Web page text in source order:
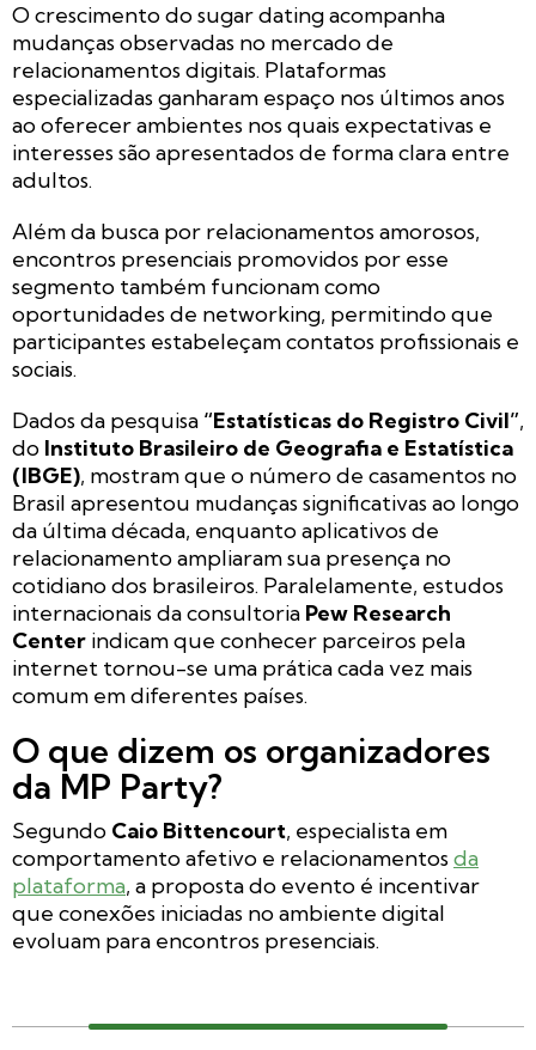
O crescimento do sugar dating acompanha
mudanças observadas no mercado de
relacionamentos digitais. Plataformas
especializadas ganharam espaço nos últimos anos
ao oferecer ambientes nos quais expectativas e
interesses são apresentados de forma clara entre
adultos.
Além da busca por relacionamentos amorosos,
encontros presenciais promovidos por esse
segmento também funcionam como
oportunidades de networking, permitindo que
participantes estabeleçam contatos profissionais e
sociais.
Dados da pesquisa “Estatísticas do Registro Civil”,
do Instituto Brasileiro de Geografia e Estatística
(IBGE), mostram que o número de casamentos no
Brasil apresentou mudanças significativas ao longo
da última década, enquanto aplicativos de
relacionamento ampliaram sua presença no
cotidiano dos brasileiros. Paralelamente, estudos
internacionais da consultoria Pew Research
Center indicam que conhecer parceiros pela
internet tornou-se uma prática cada vez mais
comum em diferentes países.
O que dizem os organizadores
da MP Party?
Segundo Caio Bittencourt, especialista em
comportamento afetivo e relacionamentosda
plataforma, a proposta do evento é incentivar
que conexões iniciadas no ambiente digital
evoluam para encontros presenciais.